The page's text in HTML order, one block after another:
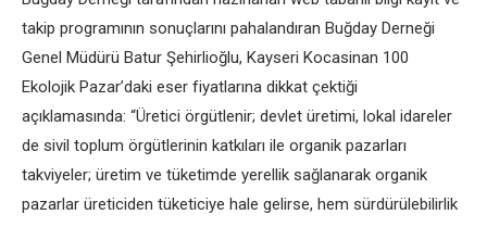
takip programının sonuçlarını pahalandıran Buğday Derneği
Genel Müdürü Batur Şehirlioğlu, Kayseri Kocasinan 100
Ekolojik Pazar’daki eser fiyatlarına dikkat çektiği
açıklamasında: “Üretici örgütlenir; devlet üretimi, lokal idareler
de sivil toplum örgütlerinin katkıları ile organik pazarları
takviyeler; üretim ve tüketimde yerellik sağlanarak organik
pazarlar üreticiden tüketiciye hale gelirse, hem sürdürülebilirlik